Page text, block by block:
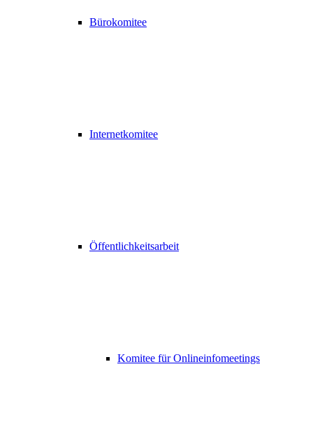
Bürokomitee
Internetkomitee
Öffentlichkeitsarbeit
Komitee für Onlineinfomeetings